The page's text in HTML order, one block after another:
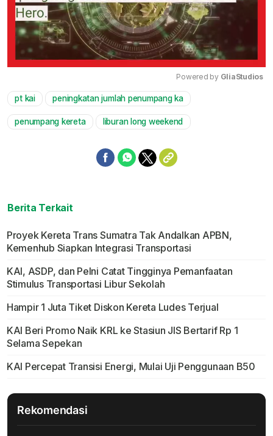
Powered by GliaStudios
pt kai peningkatan jumlah penumpang ka
penumpang kereta liburan long weekend
Berita Terkait
Proyek Kereta Trans Sumatra Tak Andalkan APBN,
Kemenhub Siapkan Integrasi Transportasi
KAI, ASDP, dan Pelni Catat Tingginya Pemanfaatan
Stimulus Transportasi Libur Sekolah
Hampir 1 Juta Tiket Diskon Kereta Ludes Terjual
KAI Beri Promo Naik KRL ke Stasiun JIS Bertarif Rp 1
Selama Sepekan
KAI Percepat Transisi Energi, Mulai Uji Penggunaan B50
Rekomendasi